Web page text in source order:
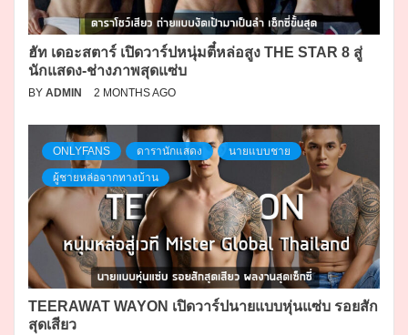
ฮัท เดอะสตาร์ เปิดวาร์ปหนุ่มตี๋หล่อสูง THE STAR 8 สู่
นักแสดง-ช่างภาพสุดแซ่บ
BY ADMIN 2 MONTHS AGO
ONLYFANS ดารานักแสดง นายแบบชาย
ผู้ชายหล่อจากทางบ้าน
TEERAWAT WAYON เปิดวาร์ปนายแบบหุ่นแซ่บ รอยสัก
สุดเสียว